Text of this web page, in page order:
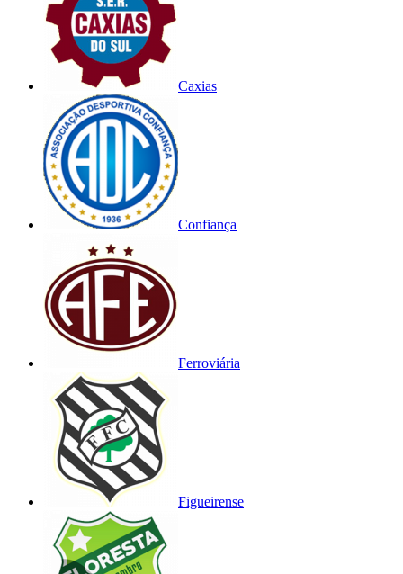
Caxias
Confiança
Ferroviária
Figueirense